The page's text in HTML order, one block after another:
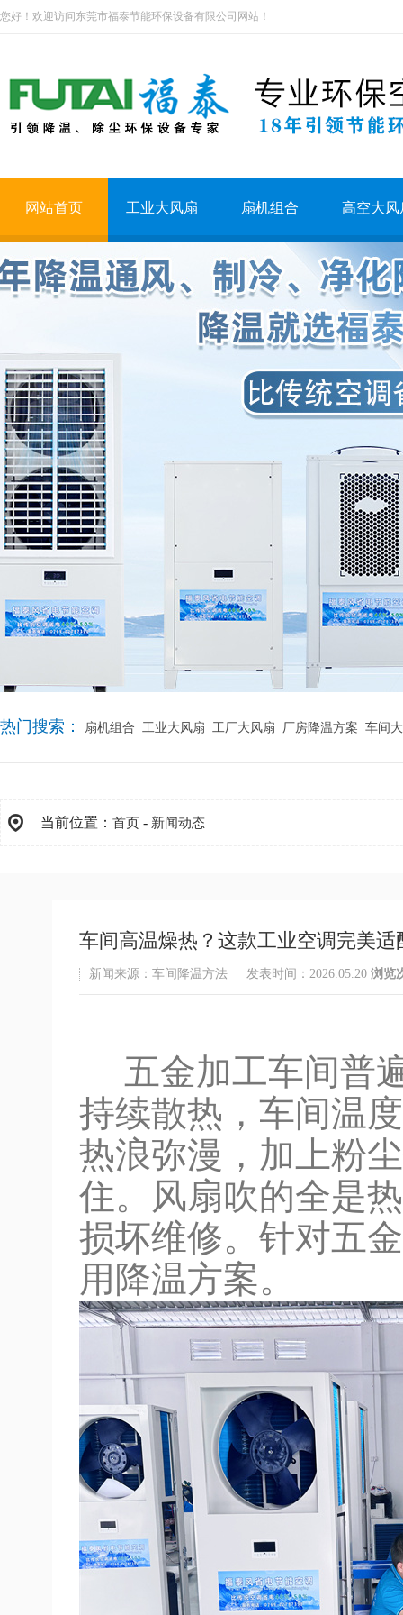
您好！欢迎访问东莞市福泰节能环保设备有限公司网站！
网站首页 工业大风扇 扇机组合 高空大风
热门搜索： 扇机组合 工业大风扇 工厂大风扇 厂房降温方案 车间
当前位置： 首页 - 新闻动态
车间高温燥热？这款工业空调完美适
新闻来源：车间降温方法 发表时间：2026.05.20 浏览
五金加工车间普
持续散热，车间温
热浪弥漫，加上粉
住。风扇吹的全是
损坏维修。针对五
用降温方案。